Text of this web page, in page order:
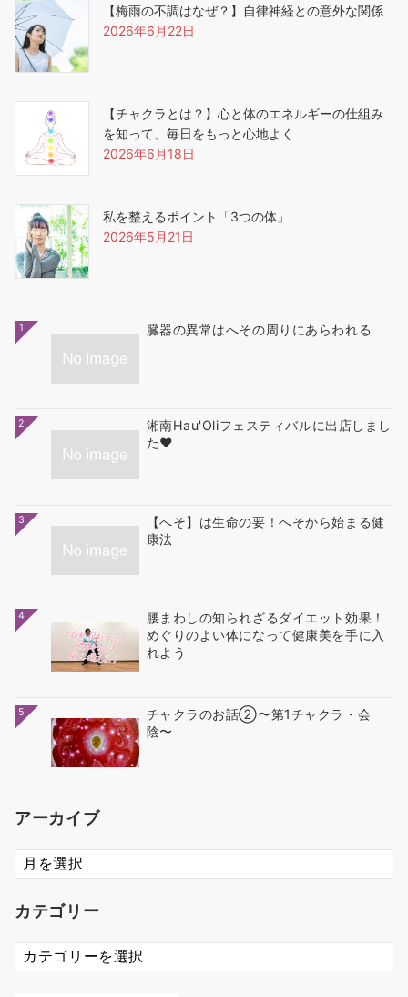
【梅雨の不調はなぜ？】自律神経との意外な関係
2026年6月22日
【チャクラとは？】心と体のエネルギーの仕組み
を知って、毎日をもっと心地よく
2026年6月18日
私を整えるポイント「3つの体」
2026年5月21日
1 臓器の異常はへその周りにあらわれる
2
湘南Hau'Oliフェスティバルに出店しまし
た❤
3
【へそ】は生命の要！へそから始まる健
康法
4
腰まわしの知られざるダイエット効果！
めぐりのよい体になって健康美を手に入
れよう
5
チャクラのお話②〜第1チャクラ・会
陰〜
アーカイブ
ア
ー
イ
カテゴリー
カ
テ